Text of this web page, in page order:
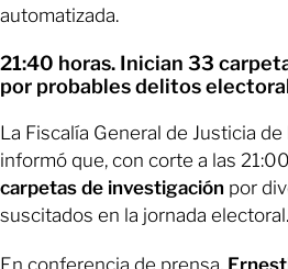
automatizada.
21:40 horas. Inician 33
por probables delitos
La Fiscalía General de Justicia
informó que, con corte a las
carpetas de investigación por
suscitados en la jornada electoral.
En conferencia de prensa,